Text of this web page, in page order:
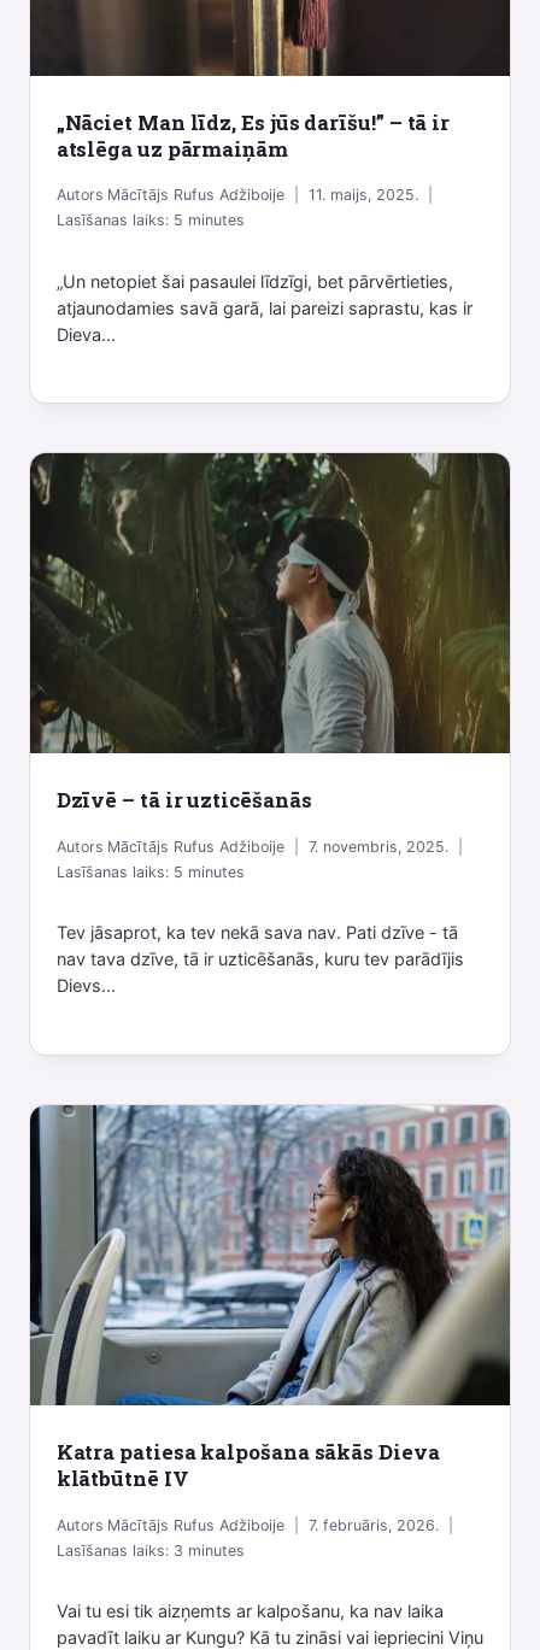
„Nāciet Man līdz, Es jūs darīšu!” – tā ir
atslēga uz pārmaiņām
Autors Mācītājs Rufus Adžiboije
11. maijs, 2025.
Lasīšanas laiks:5 minutes
„Un netopiet šai pasaulei līdzīgi, bet pārvērtieties,
atjaunodamies savā garā, lai pareizi saprastu, kas ir
Dieva...
Dzīvē – tā ir uzticēšanās
Autors Mācītājs Rufus Adžiboije
7. novembris, 2025.
Lasīšanas laiks:5 minutes
Tev jāsaprot, ka tev nekā sava nav. Pati dzīve - tā
nav tava dzīve, tā ir uzticēšanās, kuru tev parādījis
Dievs...
Katra patiesa kalpošana sākās Dieva
klātbūtnē IV
Autors Mācītājs Rufus Adžiboije
7. februāris, 2026.
Lasīšanas laiks:3 minutes
Vai tu esi tik aizņemts ar kalpošanu, ka nav laika
pavadīt laiku ar Kungu? Kā tu zināsi vai iepriecini Viņu